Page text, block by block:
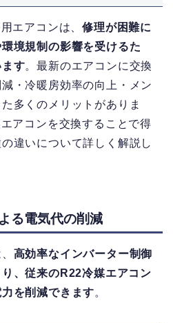
エアコンは、修理が困難に
境規制の影響を受けるた
す。最新のエアコンに交換
・冷暖房効率の向上・メン
多くのメリットがありま
アコンを交換することで得
違いについて詳しく解説し
る電気代の削減
高効率なインバーター制御
、従来のR22冷媒エアコン
を削減できます。